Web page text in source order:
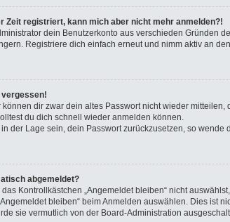
Zeit registriert, kann mich aber nicht mehr anmelden?!
dein Benutzerkonto aus verschieden Gründen
Registriere dich einfach erneut und nimm aktiv an
vergessen!
können dir zwar dein altes Passwort nicht wieder
du dich schnell wieder anmelden können.
der Lage sein, dein Passwort zurückzusetzen, so wende
abgemeldet?
Kontrollkästchen „Angemeldet bleiben“ nicht
bleiben“ beim Anmelden auswählen. Dies ist
sie vermutlich von der Board-Administration